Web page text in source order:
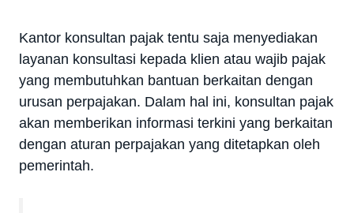
Kantor konsultan pajak tentu saja menyediakan
layanan konsultasi kepada klien atau wajib pajak
yang membutuhkan bantuan berkaitan dengan
urusan perpajakan. Dalam hal ini, konsultan pajak
akan memberikan informasi terkini yang berkaitan
dengan aturan perpajakan yang ditetapkan oleh
pemerintah.